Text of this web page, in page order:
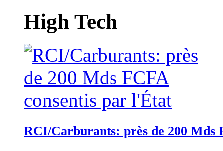
High Tech
RCI/Carburants: près de 200 Mds